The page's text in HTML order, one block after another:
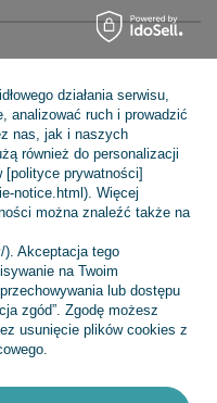
działania serwisu,
analizować ruch i prowadzić
nas, jak i naszych
również do personalizacji
prywatności]
notice.html). Więcej
można znaleźć także na
Akceptacja tego
na Twoim
lub dostępu
zgód”. Zgodę możesz
usunięcie plików cookies z